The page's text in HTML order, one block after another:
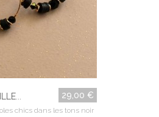
29,00 €
chics dans les tons noir